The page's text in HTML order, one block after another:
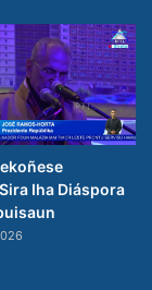
Iha Diáspora